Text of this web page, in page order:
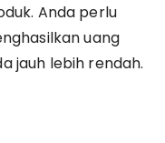
Anda perlu
uang
jauh lebih rendah.